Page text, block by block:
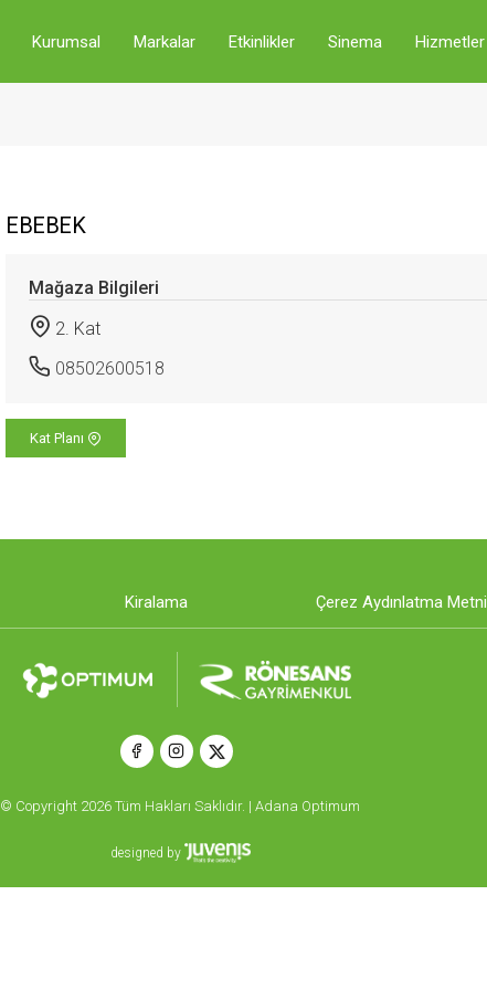
Kurumsal Markalar Etkinlikler Sinema Hizmetler
EBEBEK
Mağaza Bilgileri
2. Kat
08502600518
Kat Planı
Kiralama Çerez Aydınlatma Metni
© Copyright 2026 Tüm Hakları Saklıdır. | Adana Optimum
designed by